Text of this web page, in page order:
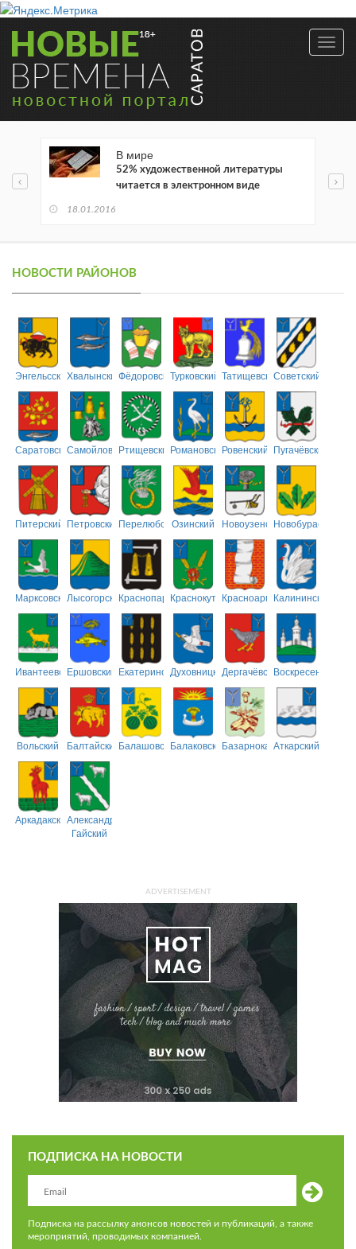
В мире
52% художественной литературы
читается в электронном виде
18.01.2016
НОВОСТИ РАЙОНОВ
ЭнгельсскийХвалынскийФёдоровскийТурковский ТатищевскийСоветский
СаратовскийСамойловскийРтищевскийРомановскийРовенский Пугачёвский
Питерский ПетровскийПерелюбскийОзинский НовоузенскийНовобурасский
МарксовскийЛысогорскийКраснопартизанский
КраснокутскийКрасноармейский
Калининский
ИвантеевскийЕршовский ЕкатериновскийДуховницкийДергачёвскийВоскресенский
Вольский БалтайскийБалашовскийБалаковскийБазарнокарабулакский
Аткарский
АркадакскийАлександрово-
Гайский
ADVERTISEMENT
ПОДПИСКА НА НОВОСТИ
Подписка на рассылку анонсов новостей и публикаций, а также
мероприятий, проводимых компанией.